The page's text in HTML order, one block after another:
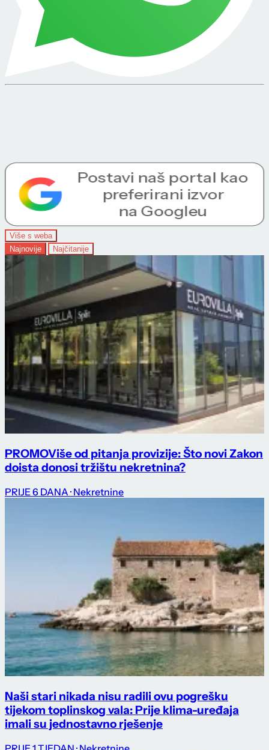
Više s weba
Najnovije
Najčitanije
PROMOViše od pitanja provizije: Što novi Zakon
doista donosi tržištu nekretnina?
PRIJE 6 DANA · Nekretnine
Naši stari nikada nisu radili ovu pogrešku
tijekom toplinskog vala: Prije klima-uređaja
imali su jednostavno rješenje